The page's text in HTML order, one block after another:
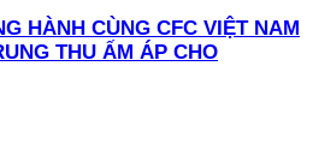
HÀNH CÙNG CFC VIỆT NAM
THU ẤM ÁP CHO